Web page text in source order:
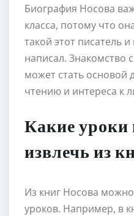
Биография Носова
класса, потому что
такой этот писатель
написал. Знакомство
может стать основой
чтению и интереса к
Какие
извлечь из
Из книг Носова
уроков. Например, в